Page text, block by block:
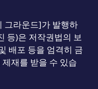
라운드]가 발행하
등)은 저작권법의 보
배포 등을 엄격히 금
재를 받을 수 있습